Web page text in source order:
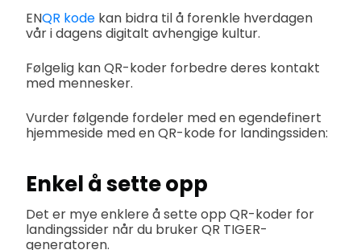
ENQR kode kan bidra til å forenkle hverdagen
vår i dagens digitalt avhengige kultur.
Følgelig kan QR-koder forbedre deres kontakt
med mennesker.
Vurder følgende fordeler med en egendefinert
hjemmeside med en QR-kode for landingssiden:
Enkel å sette opp
Det er mye enklere å sette opp QR-koder for
landingssider når du bruker QR TIGER-
generatoren.